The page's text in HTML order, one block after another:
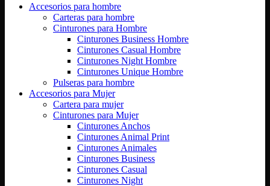
Accesorios para hombre
Carteras para hombre
Cinturones para Hombre
Cinturones Business Hombre
Cinturones Casual Hombre
Cinturones Night Hombre
Cinturones Unique Hombre
Pulseras para hombre
Accesorios para Mujer
Cartera para mujer
Cinturones para Mujer
Cinturones Anchos
Cinturones Animal Print
Cinturones Animales
Cinturones Business
Cinturones Casual
Cinturones Night